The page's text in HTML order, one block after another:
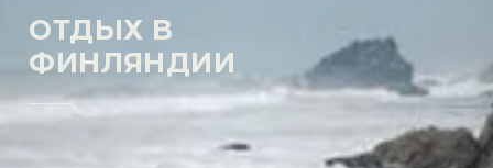
ОТДЫХ В
ФИНЛЯНДИИ